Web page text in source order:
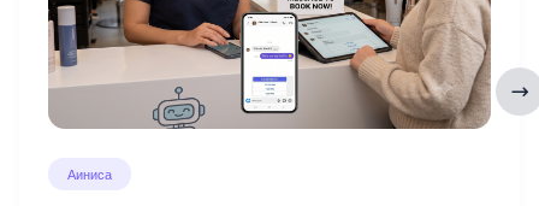
Аиниса